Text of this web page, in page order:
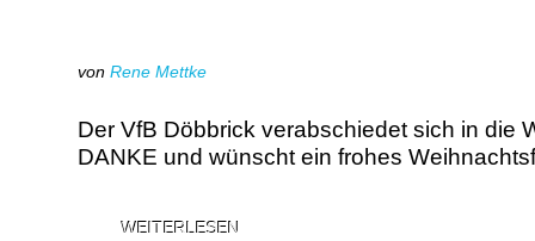
von Rene Mettke
Der VfB Döbbrick verabschiedet sich in die
DANKE und wünscht ein frohes
WEITERLESEN